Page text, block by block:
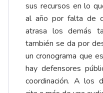
sus recursos en lo
al año por falta de
atrasa los demás
también se da por
un cronograma que
hay defensores
coordinación. A los